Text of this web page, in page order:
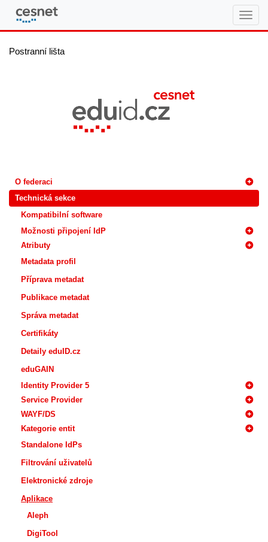
Postranní lišta
O federaci
Technická sekce
Kompatibilní software
Možnosti připojení IdP
Atributy
Metadata profil
Příprava metadat
Publikace metadat
Správa metadat
Certifikáty
Detaily eduID.cz
eduGAIN
Identity Provider 5
Service Provider
WAYF/DS
Kategorie entit
Standalone IdPs
Filtrování uživatelů
Elektronické zdroje
Aplikace
Aleph
DigiTool